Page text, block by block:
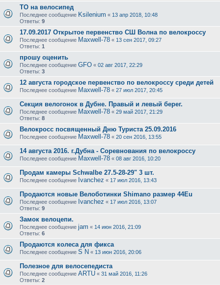
ТО на велосипед
Последнее сообщение Ksilenium « 13 апр 2018, 10:48
Ответы: 9
17.09.2017 Открытое первенство СШ Волна по велокроссу
Последнее сообщение Maxwell-78 « 13 сен 2017, 09:27
Ответы: 1
прошу оценить
Последнее сообщение GFO « 02 авг 2017, 22:29
Ответы: 3
12 августа городское первенство по велокроссу среди детей
Последнее сообщение Maxwell-78 « 27 июл 2017, 20:45
Секция велогонок в Дубне. Правый и левый берег.
Последнее сообщение Maxwell-78 « 29 май 2017, 21:29
Ответы: 8
Велокросс посвященный Дню Туриста 25.09.2016
Последнее сообщение Maxwell-78 « 20 сен 2016, 13:55
14 августа 2016. г.Дубна - Соревнования по велокроссу
Последнее сообщение Maxwell-78 « 08 авг 2016, 10:20
Продам камеры Schwalbe 27.5-28-29" 3 шт.
Последнее сообщение Ivanchez « 17 июл 2016, 13:43
Продаются новые Велоботинки Shimano размер 44Eu
Последнее сообщение Ivanchez « 17 июл 2016, 13:07
Ответы: 9
Замок велоцепи.
Последнее сообщение jam « 14 июн 2016, 21:09
Ответы: 6
Продаются колеса для фикса
Последнее сообщение S N « 13 июн 2016, 20:06
Полезное для велосепедиста
Последнее сообщение ARTU « 31 май 2016, 11:26
Ответы: 2